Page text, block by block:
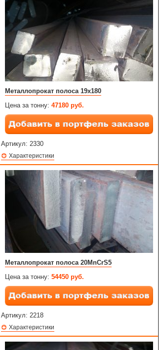
Металлопрокат полоса 19х180
Цена за тонну: 47180 руб.
Артикул: 2330
Характеристики
Металлопрокат полоса 20MnCrS5
Цена за тонну: 54450 руб.
Артикул: 2218
Характеристики